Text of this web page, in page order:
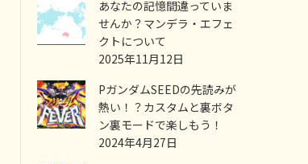
あなたの記憶間違っていま
せんか？マンデラ・エフェ
クトについて
2025年11月12日
PガンダムSEEDの先読みが
熱い！？カスタムと裏ボタ
ン裏モードで楽しもう！
2024年4月27日